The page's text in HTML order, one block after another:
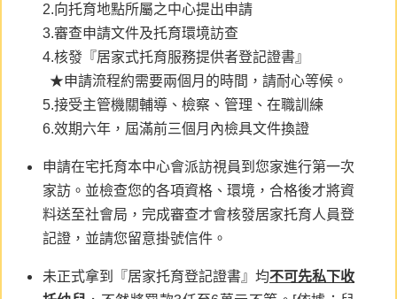
2.向托育地點所屬之中心提出申請
3.審查申請文件及托育環境訪查
4.核發『居家式托育服務提供者登記證書』
★申請流程約需要兩個月的時間，請耐心等候。
5.接受主管機關輔導、檢察、管理、在職訓練
6.效期六年，屆滿前三個月內檢具文件換證
申請在宅托育本中心會派訪視員到您家進行第一次
家訪。並檢查您的各項資格、環境，合格後才將資
料送至社會局，完成審查才會核發居家托育人員登
記證，並請您留意掛號信件。
未正式拿到『居家托育登記證書』均不可先私下收